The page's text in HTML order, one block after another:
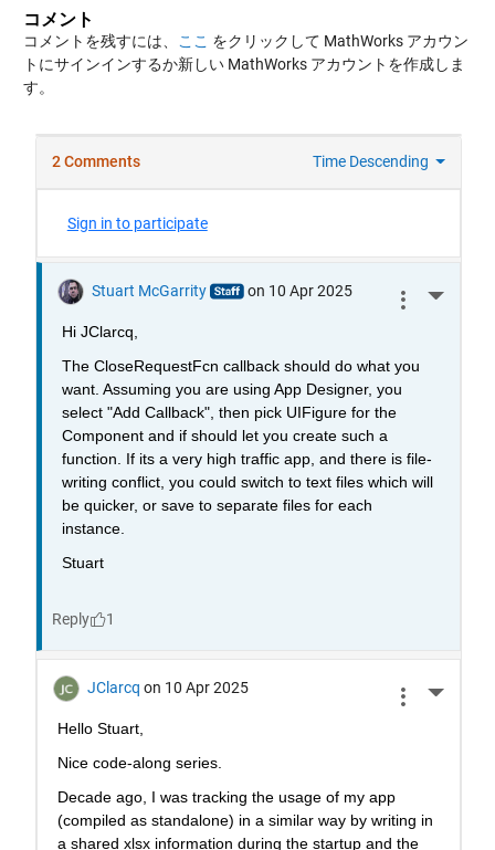
コメント
コメントを残すには、 ここ をクリックして MathWorks アカウン
トにサインインするか新しい MathWorks アカウントを作成しま
す。